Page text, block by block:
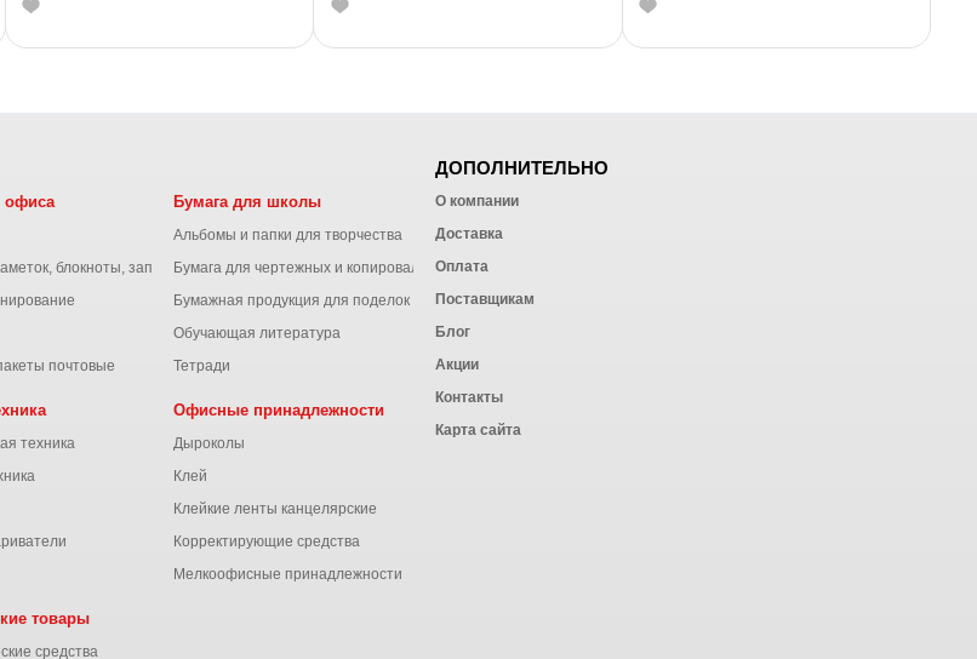
офиса
блокноты, записные книжки
почтовые
Бумага для школы
Альбомы и папки для творчества
Бумага для чертежных и копировальных работ
Бумажная продукция для поделок
Обучающая литература
Тетради
техника
Офисные принадлежности
Дыроколы
Клей
Клейкие ленты канцелярские
Корректирующие средства
Мелкоофисные принадлежности
товары
средства
ДОПОЛНИТЕЛЬНО
О компании
Доставка
Оплата
Поставщикам
Блог
Акции
Контакты
Карта сайта